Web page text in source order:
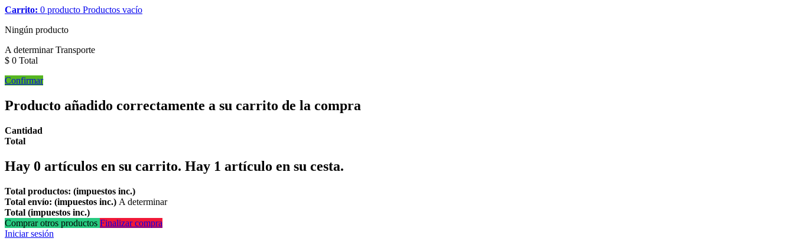
Carrito: 0 producto Productos vacío
Ningún producto
A determinarTransporte
$ 0 Total
Confirmar
Producto añadido correctamente a su carrito de la compra
Cantidad
Total
Hay 0 artículos en su carrito. Hay 1 artículo en su cesta.
Total productos: (impuestos inc.)
Total envío: (impuestos inc.) A determinar
Total (impuestos inc.)
Comprar otros productos Finalizar compra
Iniciar sesión